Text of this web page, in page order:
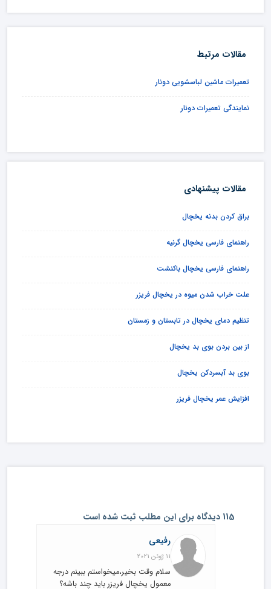
مقالات مرتبط
تعمیرات ماشین لباسشویی دونار
نمایندگی تعمیرات دونار
مقالات پیشنهادی
براق کردن بدنه یخچال
راهنمای فارسی یخچال گرنیه
راهنمای فارسی یخچال باکنشت
علت خراب شدن میوه در یخچال فریزر
تنظیم دمای یخچال در تابستان و زمستان
از بین بردن بوی بد یخچال
بوی بد آبسردکن یخچال
افزایش عمر یخچال فریزر
115 دیدگاه برای این مطلب ثبت شده است
رفیعی
11 ژوئن 2021
سلام وقت بخیر،میخواستم ببینم درجه
معمول یخچال فریزر باید چند باشه؟